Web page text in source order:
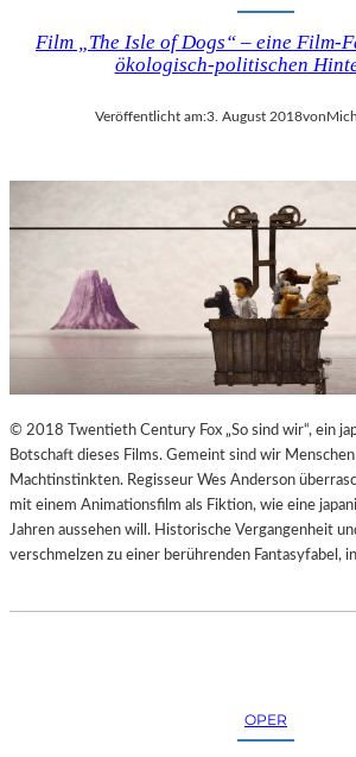
Film „The Isle of Dogs“ – eine Film-
ökologisch-politischen
Veröffentlicht am:3. August 2018von
© 2018 Twentieth Century Fox „So sind wir“, ein
Botschaft dieses Films. Gemeint sind wir
Machtinstinkten. Regisseur Wes Anderson
mit einem Animationsfilm als Fiktion, wie eine
Jahren aussehen will. Historische Vergangenheit
verschmelzen zu einer berührenden Fantasyfabel,
OPER